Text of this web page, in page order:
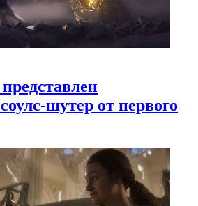
шутер от первого